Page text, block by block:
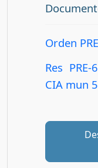
Orden
Res
CIA mun